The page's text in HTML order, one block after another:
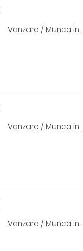
Vanzare / Munca in...
Vanzare / Munca in...
Vanzare / Munca in...